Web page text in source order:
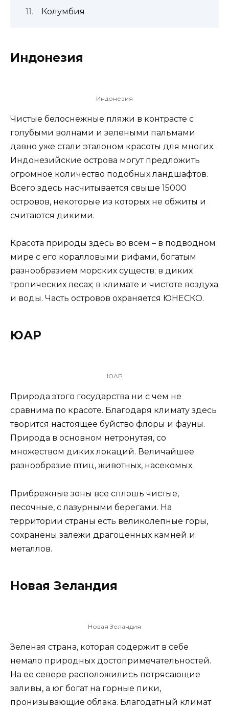
Колумбия
Индонезия
Индонезия
Чистые белоснежные пляжи в контрасте с
голубыми волнами и зелеными пальмами
давно уже стали эталоном красоты для многих.
Индонезийские острова могут предложить
огромное количество подобных ландшафтов.
Всего здесь насчитывается свыше 15000
островов, некоторые из которых не обжиты и
считаются дикими.
Красота природы здесь во всем – в подводном
мире с его коралловыми рифами, богатым
разнообразием морских существ; в диких
тропических лесах; в климате и чистоте воздуха
и воды. Часть островов охраняется ЮНЕСКО.
ЮАР
ЮАР
Природа этого государства ни с чем не
сравнима по красоте. Благодаря климату здесь
творится настоящее буйство флоры и фауны.
Природа в основном нетронутая, со
множеством диких локаций. Величайшее
разнообразие птиц, животных, насекомых.
Прибрежные зоны все сплошь чистые,
песочные, с лазурными берегами. На
территории страны есть великолепные горы,
сохранены залежи драгоценных камней и
металлов.
Новая Зеландия
Новая Зеландия
Зеленая страна, которая содержит в себе
немало природных достопримечательностей.
На ее севере расположились потрясающие
заливы, а юг богат на горные пики,
пронизывающие облака. Благодатный климат